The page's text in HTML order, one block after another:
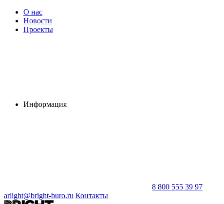
О нас
Новости
Проекты
Информация
8 800 555 39 97
arlight@bright-buro.ru Контакты